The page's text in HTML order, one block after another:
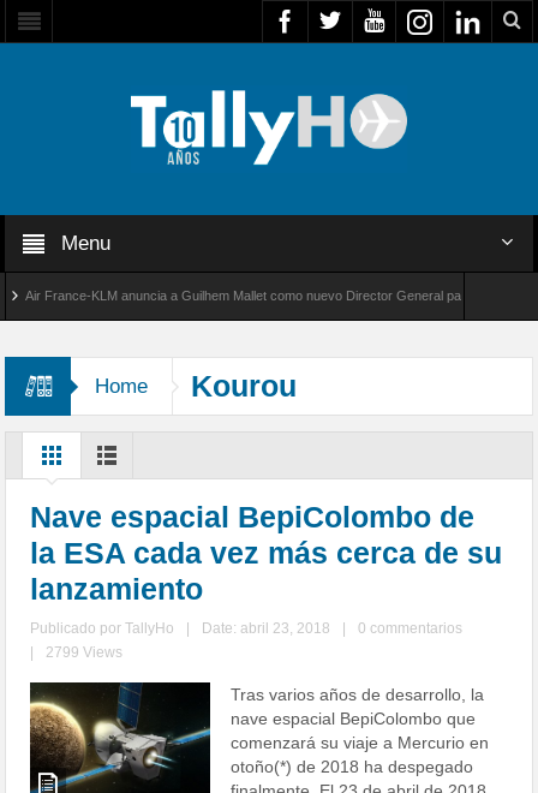
Menu
France-KLM anuncia a Guilhem Mallet como nuevo Director General para América Latina
Home Kourou
Nave espacial BepiColombo de
la ESA cada vez más cerca de su
lanzamiento
Publicado porTallyHo Date: abril 23, 2018
0 commentarios
2799 Views
Tras varios años de desarrollo, la
nave espacial BepiColombo que
comenzará su viaje a Mercurio en
otoño(*) de 2018 ha despegado